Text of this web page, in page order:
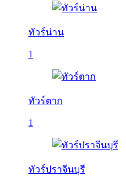
ทัวร์น่าน
1
ทัวร์ตาก
1
ทัวร์ปราจีนบุรี